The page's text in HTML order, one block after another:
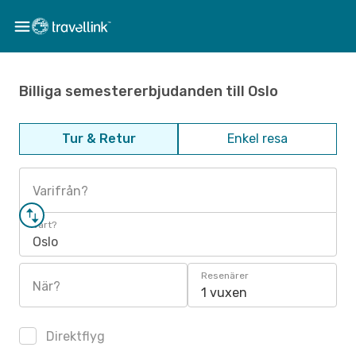
Billiga semestererbjudanden till Oslo
Tur & Retur Enkel resa
Varifrån?
Vart?
Oslo
När?
Resenärer
1 vuxen
Direktflyg